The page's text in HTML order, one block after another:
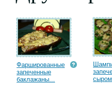
Фаршированные
запеченные
баклажаны...